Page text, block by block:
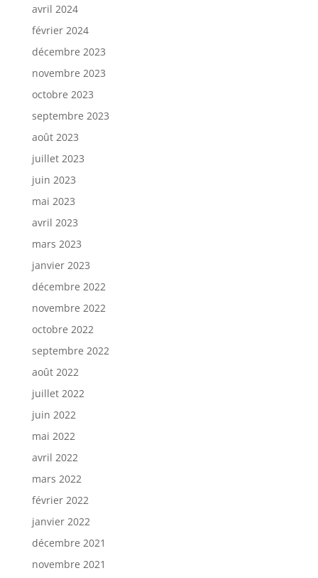
avril 2024
février 2024
décembre 2023
novembre 2023
octobre 2023
septembre 2023
août 2023
juillet 2023
juin 2023
mai 2023
avril 2023
mars 2023
janvier 2023
décembre 2022
novembre 2022
octobre 2022
septembre 2022
août 2022
juillet 2022
juin 2022
mai 2022
avril 2022
mars 2022
février 2022
janvier 2022
décembre 2021
novembre 2021